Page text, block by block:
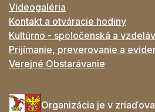
Videogaléria
Kontakt a otváracie hodiny
Kultúrno - spoločenská a
Prijímanie, preverovanie a
Verejné Obstarávanie
Organizácia je v